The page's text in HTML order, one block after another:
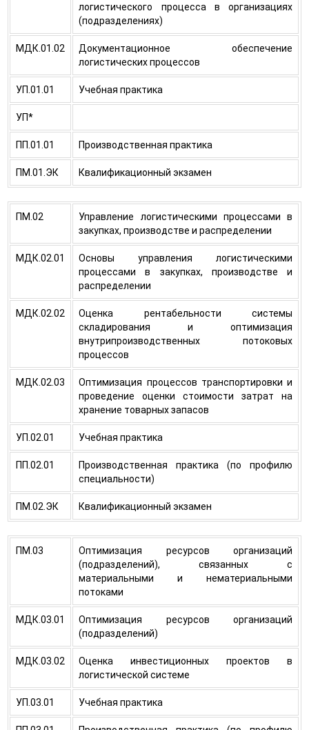
логистического процесса в организациях
(подразделениях)
МДК.01.02
Документационное обеспечение
логистических процессов
УП.01.01 Учебная практика
УП*
ПП.01.01 Производственная практика
ПM.01.ЭК Квалификационный экзамен
ПМ.02
Управление логистическими процессами в
закупках, производстве и распределении
МДК.02.01
Основы управления логистическими
процессами в закупках, производстве и
распределении
МДК.02.02
Оценка рентабельности системы
складирования и оптимизация
внутрипроизводственных потоковых
процессов
МДК.02.03
Оптимизация процессов транспортировки и
проведение оценки стоимости затрат на
хранение товарных запасов
УП.02.01 Учебная практика
ПП.02.01
Производственная практика (по профилю
специальности)
ПM.02.ЭК Квалификационный экзамен
ПМ.03
Оптимизация ресурсов организаций
(подразделений), связанных с
материальными и нематериальными
потоками
МДК.03.01
Оптимизация ресурсов организаций
(подразделений)
МДК.03.02
Оценка инвестиционных проектов в
логистической системе
УП.03.01 Учебная практика